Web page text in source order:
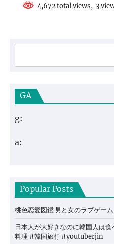
4,672 total views, 3
GA
g:
a:
Popular Posts
桃色恋愛図鑑 男と女のラブゲーム
日本人が大好きなのに韓国人は
料理 #韓国旅行 #youtuberjin